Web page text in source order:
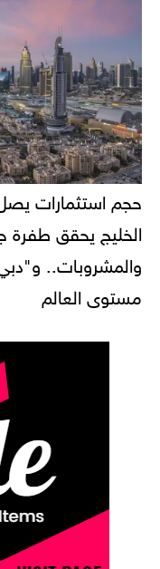
الخليج يحقق طفرة
والمشروبات.. و"دبي"
مستوى العالم